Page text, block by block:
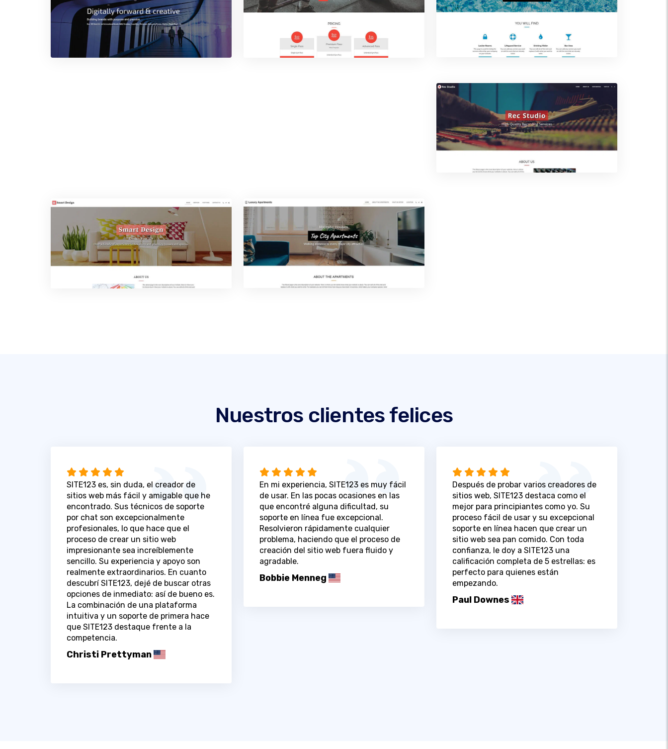
Nuestros clientes felices
SITE123 es, sin duda, el creador de
sitios web más fácil y amigable que he
encontrado. Sus técnicos de soporte
por chat son excepcionalmente
profesionales, lo que hace que el
proceso de crear un sitio web
impresionante sea increíblemente
sencillo. Su experiencia y apoyo son
realmente extraordinarios. En cuanto
descubrí SITE123, dejé de buscar otras
opciones de inmediato: así de bueno es.
La combinación de una plataforma
intuitiva y un soporte de primera hace
que SITE123 destaque frente a la
competencia.
Christi Prettyman
En mi experiencia, SITE123 es muy fácil
de usar. En las pocas ocasiones en las
que encontré alguna dificultad, su
soporte en línea fue excepcional.
Resolvieron rápidamente cualquier
problema, haciendo que el proceso de
creación del sitio web fuera fluido y
agradable.
Bobbie Menneg
Después de probar varios creadores de
sitios web, SITE123 destaca como el
mejor para principiantes como yo. Su
proceso fácil de usar y su excepcional
soporte en línea hacen que crear un
sitio web sea pan comido. Con toda
confianza, le doy a SITE123 una
calificación completa de 5 estrellas: es
perfecto para quienes están
empezando.
Paul Downes